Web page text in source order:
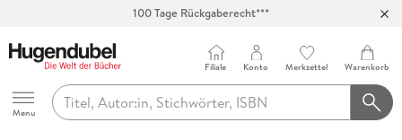
100 Tage Rückgaberecht***
Hugendubel
Menu
Filiale Konto Merkzettel Warenkorb